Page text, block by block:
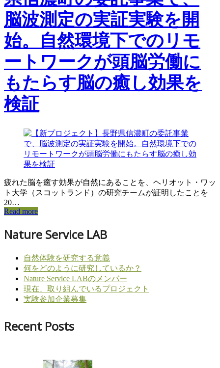
脳波測定の実証実験を開
始。自然環境下でのリモ
ートワークが頭脳労働に
もたらす脳の癒し効果を
検証
疲れた脳を癒す効果が自然にあることを、ヘリオット・ワッ
ト大学（スコットランド）の研究チームが証明したことを
20…
Read more
Nature Service LAB
自然体験を研究する意義
何をどのように研究しているか？
Nature Service LABのメンバー
現在、取り組んでいるプロジェクト
実験参加企業募集
Recent Posts